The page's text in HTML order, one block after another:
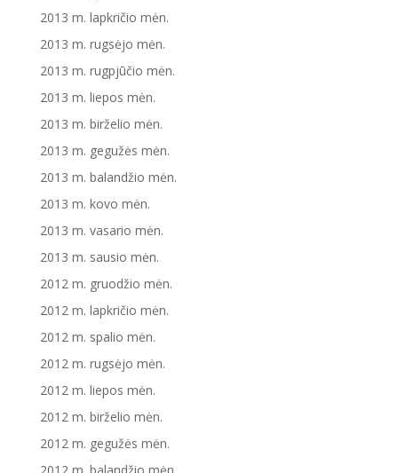
2013 m. lapkričio mėn.
2013 m. rugsėjo mėn.
2013 m. rugpjūčio mėn.
2013 m. liepos mėn.
2013 m. birželio mėn.
2013 m. gegužės mėn.
2013 m. balandžio mėn.
2013 m. kovo mėn.
2013 m. vasario mėn.
2013 m. sausio mėn.
2012 m. gruodžio mėn.
2012 m. lapkričio mėn.
2012 m. spalio mėn.
2012 m. rugsėjo mėn.
2012 m. liepos mėn.
2012 m. birželio mėn.
2012 m. gegužės mėn.